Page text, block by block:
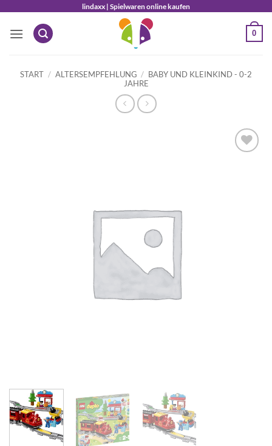
springen
lindaxx | Spielwaren online kaufen
0
START / ALTERSEMPFEHLUNG / BABY UND KLEINKIND - 0-2
JAHRE